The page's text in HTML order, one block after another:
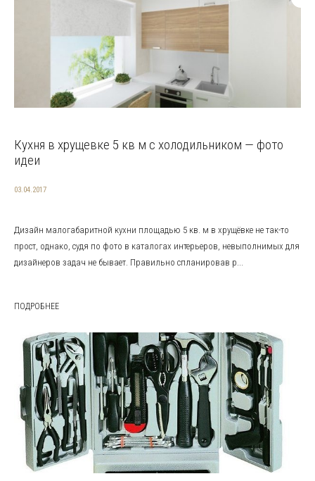
Кухня в хрущевке 5 кв м с холодильником — фото
идеи
03.04.2017
Дизайн малогабаритной кухни площадью 5 кв. м в хрущёвке не так-то
прост, однако, судя по фото в каталогах интерьеров, невыполнимых для
дизайнеров задач не бывает. Правильно спланировав р...
ПОДРОБНЕЕ